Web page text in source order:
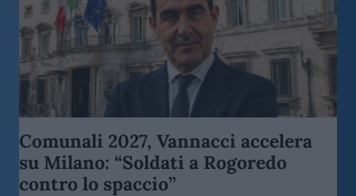
Comunali 2027, Vannacci accelera
su Milano: “Soldati a Rogoredo
contro lo spaccio”